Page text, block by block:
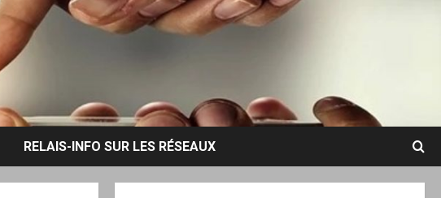
RELAIS-INFO SUR LES RÉSEAUX